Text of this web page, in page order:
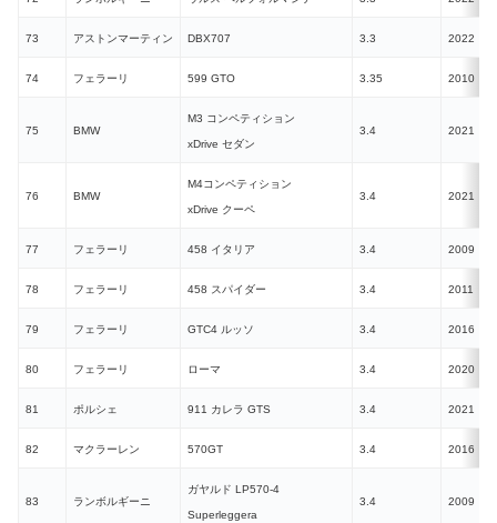
73 アストンマーティン DBX707 3.3 2022
74 フェラーリ 599 GTO 3.35 2010
75 BMW
M3 コンペティション
xDrive セダン
3.4 2021
76 BMW
M4コンペティション
xDrive クーペ
3.4 2021
77 フェラーリ 458 イタリア 3.4 2009
78 フェラーリ 458 スパイダー 3.4 2011
79 フェラーリ GTC4 ルッソ 3.4 2016
80 フェラーリ ローマ 3.4 2020
81 ポルシェ 911 カレラ GTS 3.4 2021
82 マクラーレン 570GT 3.4 2016
83 ランボルギーニ
ガヤルド LP570-4
Superleggera
3.4 2009